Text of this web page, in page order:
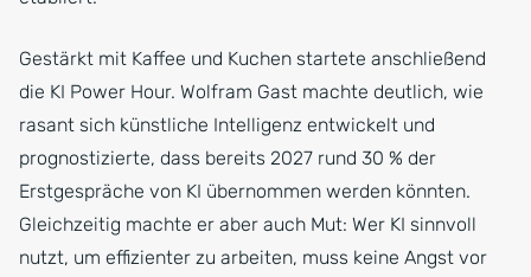
Gestärkt mit Kaffee und Kuchen startete anschließend
die KI Power Hour. Wolfram Gast machte deutlich, wie
rasant sich künstliche Intelligenz entwickelt und
prognostizierte, dass bereits 2027 rund 30 % der
Erstgespräche von KI übernommen werden könnten.
Gleichzeitig machte er aber auch Mut: Wer KI sinnvoll
nutzt, um effizienter zu arbeiten, muss keine Angst vor